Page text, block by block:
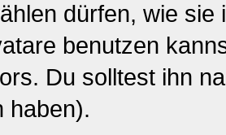
dürfen, wie
benutzen
Du solltest ihn
haben).